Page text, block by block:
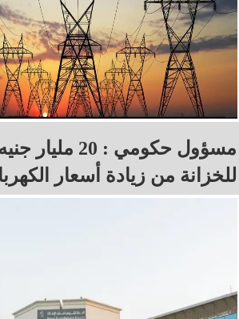
مسؤول حكومي : 20
للخزانة من زيادة أسعار